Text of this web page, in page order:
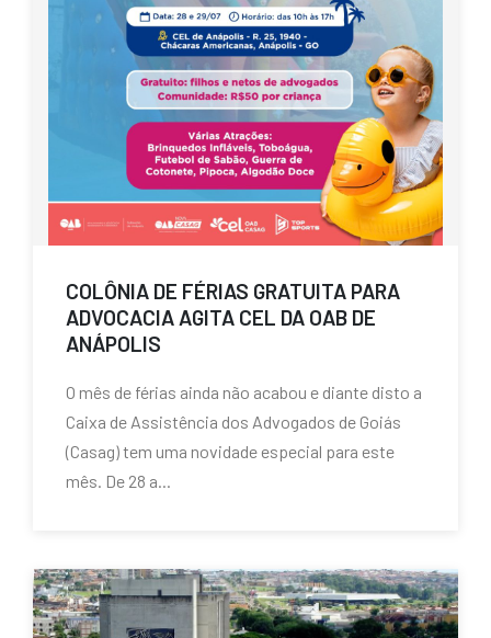
COLÔNIA DE FÉRIAS GRATUITA PARA
ADVOCACIA AGITA CEL DA OAB DE
ANÁPOLIS
O mês de férias ainda não acabou e diante disto a
Caixa de Assistência dos Advogados de Goiás
(Casag) tem uma novidade especial para este
mês. De 28 a...